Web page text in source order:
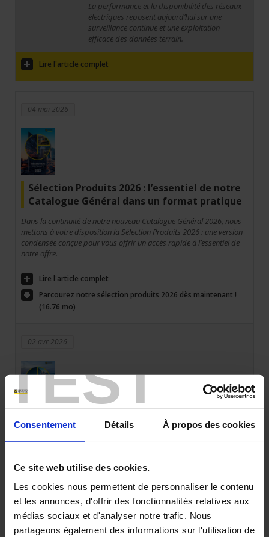
TEST
Consentement Détails À propos des cookies
Ce site web utilise des cookies.
Les cookies nous permettent de personnaliser le contenu
et les annonces, d'offrir des fonctionnalités relatives aux
médias sociaux et d'analyser notre trafic. Nous
partageons également des informations sur l'utilisation de
La performance et la disponibilité des réseaux
électriques reposent aujourd’hui sur une
surveillance continue et une exploitation
efficace des données terrain.
Lire l'article complet
04 mai 2026
Sélection Produits 2026 : l’essentiel de notre
Catalogue Général dans un format pratique
Dans la continuité de notre nouveau Catalogue Général 2026, nous
mettons à votre disposition la Sélection Produits 2026 : une version
condensée conçue pour vous offrir un accès rapide à l’essentiel de
notre offre.
Lire l'article complet
Parcourez notre sélection produits 2026 dès maintenant !
(16.76 mo)
02 avr 2026
Découvrez notre nouveau Catalogue
catalogue général Chauvin Arnoux Energy.
Lire l'article complet
Parcourez notre catalogue 2026 dès maintenant ! (24.23
mo)